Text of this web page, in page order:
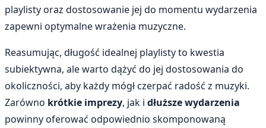
playlisty oraz dostosowanie jej do momentu wydarzenia
zapewni optymalne wrażenia muzyczne.
Reasumując, długość idealnej playlisty to kwestia
subiektywna, ale warto dążyć do jej dostosowania do
okoliczności, aby każdy mógł czerpać radość z muzyki.
Zarówno krótkie imprezy, jak i dłuższe wydarzenia
powinny oferować odpowiednio skomponowaną